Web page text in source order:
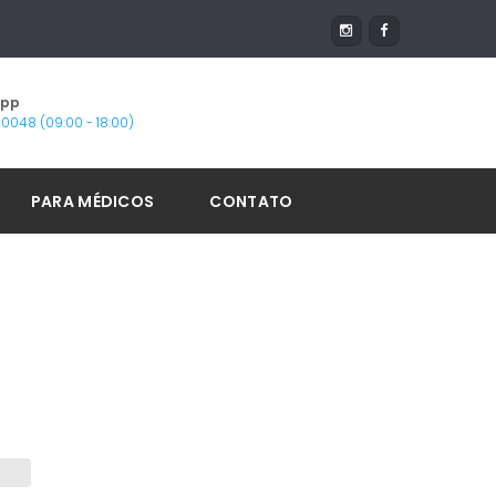
0048 (09:00 - 18:00)
PARA MÉDICOS CONTATO